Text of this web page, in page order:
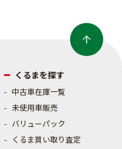
くるまを探す
中古車在庫一覧
未使用車販売
バリューパック
くるま買い取り査定